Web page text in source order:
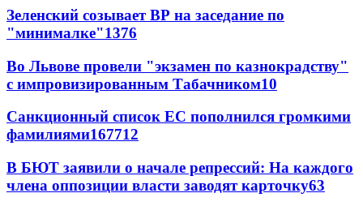
Зеленский созывает ВР на заседание по
"минималке"1376
Во Львове провели "экзамен по казнокрадству"
с импровизированным Табачником10
Санкционный список ЕС пополнился громкими
фамилиями167712
В БЮТ заявили о начале репрессий: На каждого
члена оппозиции власти заводят карточку63